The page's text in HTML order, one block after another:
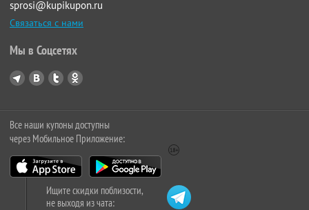
sprosi@kupikupon.ru
Связаться с нами
Мы в Соцсетях
Все наши купоны доступны
через Мобильное Приложение:
Ищите скидки поблизости,
не выходя из чата: